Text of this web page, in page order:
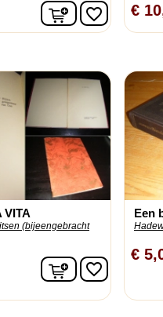
In winkelwagen
favorite_border €
VITA
(bijeengebracht
In winkelwagen
favorite_border
Een
€